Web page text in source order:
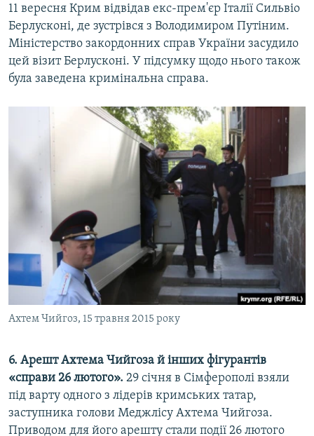
11 вересня Крим відвідав екс-прем'єр Італії Сильвіо
Берлусконі, де зустрівся з Володимиром Путіним.
Міністерство закордонних справ України засудило
цей візит Берлусконі. У підсумку щодо нього також
була заведена кримінальна справа.
Ахтем Чийгоз, 15 травня 2015 року
6. Арешт Ахтема Чийгоза й інших фігурантів
«справи 26 лютого». 29 січня в Сімферополі взяли
під варту одного з лідерів кримських татар,
заступника голови Меджлісу Ахтема Чийгоза.
Приводом для його арешту стали події 26 лютого